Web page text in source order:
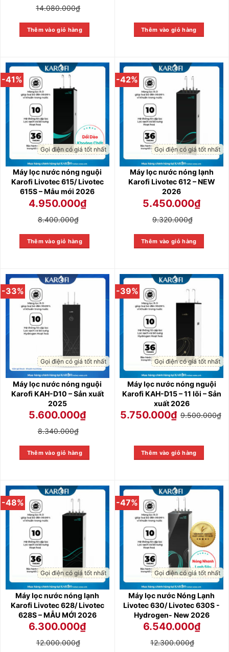
14.080.000₫
Thêm vào giỏ hàng Thêm vào giỏ hàng
-41%
Gọi điện có giá tốt nhất
Máy lọc nước nóng nguội
Karofi Livotec 615/ Livotec
615S – Mẫu mới 2026
4.950.000₫
8.400.000₫
Thêm vào giỏ hàng
-42%
Gọi điện có giá tốt nhất
Máy lọc nước nóng lạnh
Karofi Livotec 612 – NEW
2026
5.450.000₫
9.320.000₫
Thêm vào giỏ hàng
-33%
Gọi điện có giá tốt nhất
Máy lọc nước nóng nguội
Karofi KAH-D10 – Sản xuất
2025
5.600.000₫
8.340.000₫
Thêm vào giỏ hàng
-39%
Gọi điện có giá tốt nhất
Máy lọc nước nóng nguội
Karofi KAH-D15 – 11 lõi – Sản
xuất 2026
5.750.000₫ 9.500.000₫
Thêm vào giỏ hàng
-48%
Gọi điện có giá tốt nhất
Máy lọc nước nóng lạnh
Karofi Livotec 628/ Livotec
628S – MẪU MỚI 2026
6.300.000₫
12.000.000₫
-47%
Gọi điện có giá tốt nhất
Máy lọc nước Nóng Lạnh
Livotec 630/ Livotec 630S -
Hydrogen- New 2026
6.540.000₫
12.300.000₫